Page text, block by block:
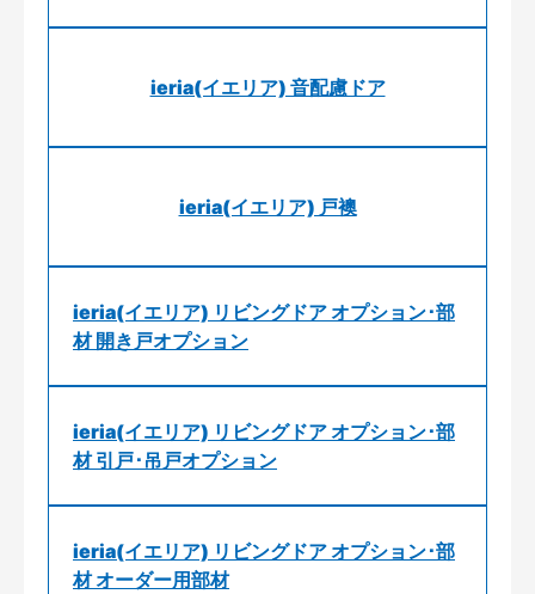
ieria(イエリア) 音配慮ドア
ieria(イエリア) 戸襖
ieria(イエリア) リビングドア オプション･部
材 開き戸オプション
ieria(イエリア) リビングドア オプション･部
材 引戸･吊戸オプション
ieria(イエリア) リビングドア オプション･部
材 オーダー用部材